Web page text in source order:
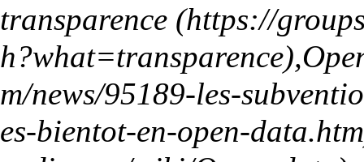
transparence
,